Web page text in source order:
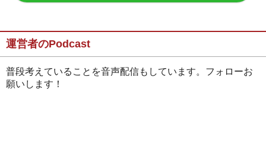
運営者のPodcast
普段考えていることを音声配信もしています。フォローお
願いします！